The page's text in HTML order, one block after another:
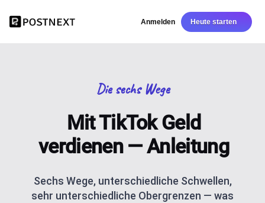
Anmelden Heute starten
Die sechs Wege
Mit TikTok Geld
verdienen — Anleitung
Sechs Wege, unterschiedliche Schwellen,
sehr unterschiedliche Obergrenzen — was